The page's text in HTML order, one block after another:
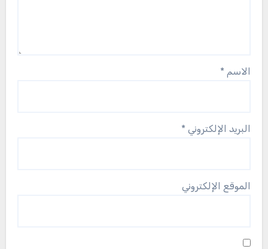
الاسم *
البريد الإلكتروني *
الموقع الإلكتروني